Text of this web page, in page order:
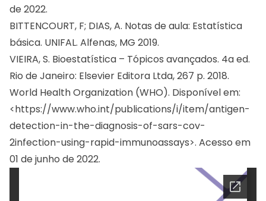
de 2022.
BITTENCOURT, F; DIAS, A. Notas de aula: Estatística
básica. UNIFAL. Alfenas, MG 2019.
VIEIRA, S. Bioestatística – Tópicos avançados. 4a ed.
Rio de Janeiro: Elsevier Editora Ltda, 267 p. 2018.
World Health Organization (WHO). Disponível em:
<https://www.who.int/publications/i/item/antigen-
detection-in-the-diagnosis-of-sars-cov-
2infection-using-rapid-immunoassays>. Acesso em
01 de junho de 2022.